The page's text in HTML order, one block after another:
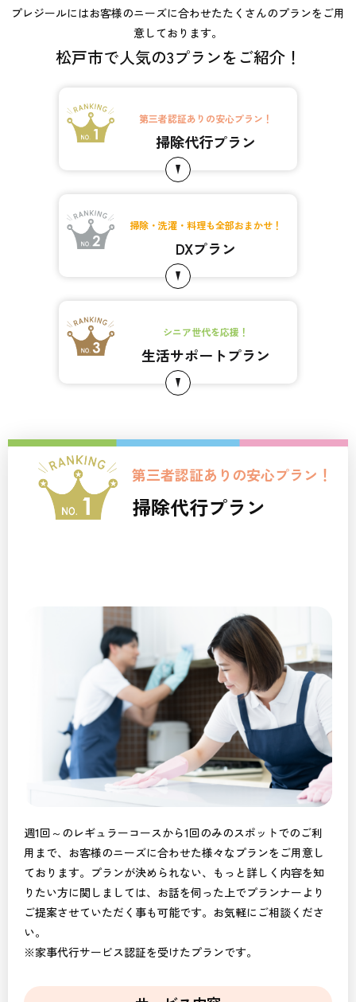
プレジールにはお客様のニーズに合わせたたくさんのプランをご用
意しております。
松戸市で人気の3プランをご紹介！
第三者認証ありの安心プラン！
掃除代行プラン
掃除・洗濯・料理も全部おまかせ！
DXプラン
シニア世代を応援！
生活サポートプラン
第三者認証ありの安心プラン！
掃除代行プラン
週1回～のレギュラーコースから1回のみのスポットでのご利
用まで、お客様のニーズに合わせた様々なプランをご用意し
ております。プランが決められない、もっと詳しく内容を知
りたい方に関しましては、お話を伺った上でプランナーより
ご提案させていただく事も可能です。お気軽にご相談くださ
い。
※家事代行サービス認証を受けたプランです。